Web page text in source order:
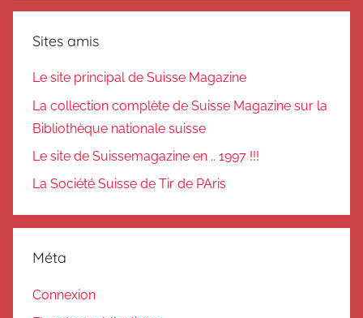
Sites amis
Le site principal de Suisse Magazine
La collection complète de Suisse Magazine sur la
Bibliothèque nationale suisse
Le site de Suissemagazine en .. 1997 !!!
La Société Suisse de Tir de PAris
Méta
Connexion